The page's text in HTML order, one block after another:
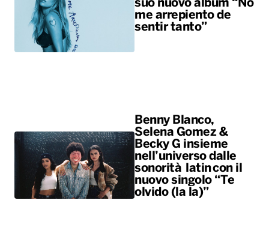
suo nuovo album “No
me arrepiento de
sentir tanto”
Benny Blanco,
Selena Gomez &
Becky G insieme
nell’universo dalle
sonorità latin con il
nuovo singolo “Te
olvido (la la)”